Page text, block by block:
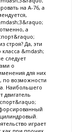
на А-76, а
а
строя? Да, эти
класса &mdash;
следует
о
для них
по возможности
Наибольшего
двигатель
играет